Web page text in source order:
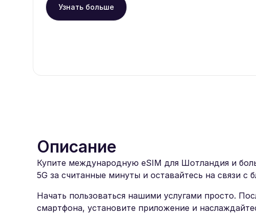
Узнать больше
Описание
Купите международную eSIM для Шотландия и
5G за считанные минуты и оставайтесь на связи с
Начать пользоваться нашими услугами просто.
смартфона, установите приложение и